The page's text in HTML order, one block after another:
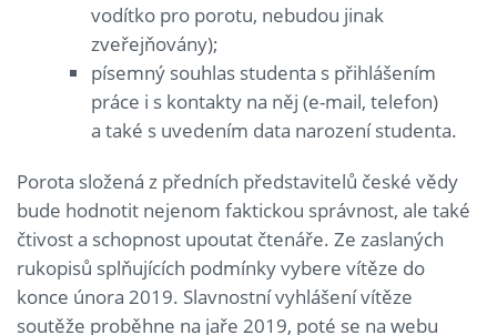
vodítko pro porotu, nebudou jinak
zveřejňovány);
písemný souhlas studenta s přihlášením
práce i s kontakty na něj (e-mail, telefon)
a také s uvedením data narození studenta.
Porota složená z předních představitelů české vědy
bude hodnotit nejenom faktickou správnost, ale také
čtivost a schopnost upoutat čtenáře. Ze zaslaných
rukopisů splňujících podmínky vybere vítěze do
konce února 2019. Slavnostní vyhlášení vítěze
soutěže proběhne na jaře 2019, poté se na webu